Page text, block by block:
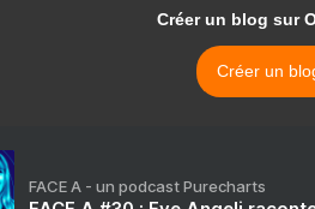
Créer un blog sur
Créer un
FACE A - un podcast Purecharts